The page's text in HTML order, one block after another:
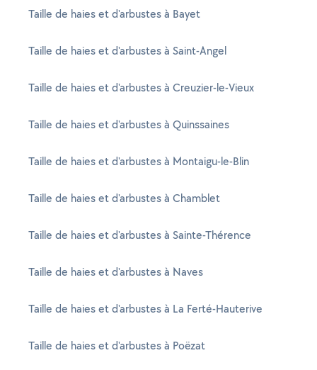
Taille de haies et d'arbustes à Bayet
Taille de haies et d'arbustes à Saint-Angel
Taille de haies et d'arbustes à Creuzier-le-Vieux
Taille de haies et d'arbustes à Quinssaines
Taille de haies et d'arbustes à Montaigu-le-Blin
Taille de haies et d'arbustes à Chamblet
Taille de haies et d'arbustes à Sainte-Thérence
Taille de haies et d'arbustes à Naves
Taille de haies et d'arbustes à La Ferté-Hauterive
Taille de haies et d'arbustes à Poëzat